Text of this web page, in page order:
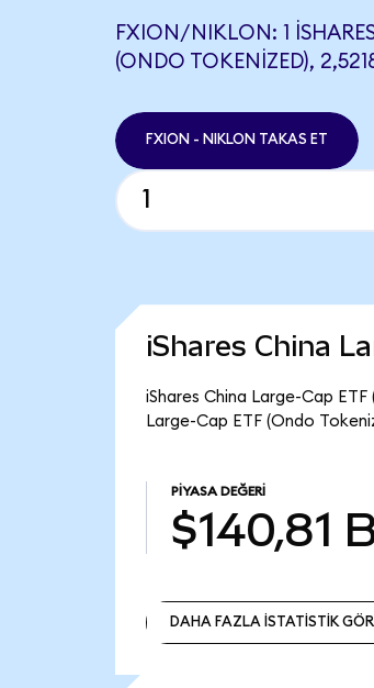
FXION/NIKLON: 1
(ONDO TOKENIZED),
FXION - NIKLON TAKAS ET
iShares China
iShares China Large-Cap ETF
Large-Cap ETF (Ondo
PIYASA DEĞERI
$140,81
DAHA FAZLA İSTATİSTİK GÖR